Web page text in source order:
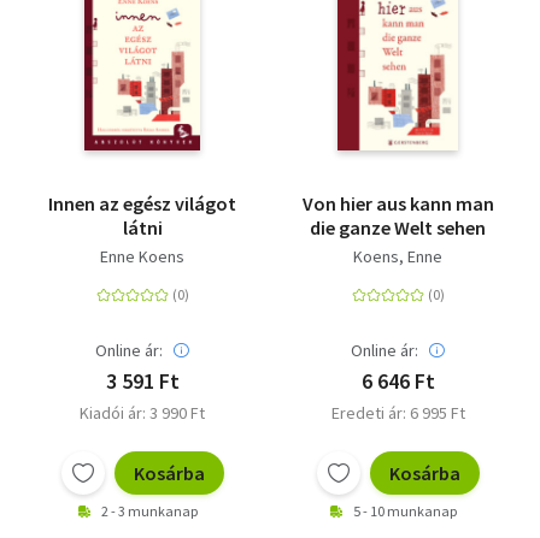
Természettudomány
Történelem
Innen az egész világot
látni
Enne Koens
Online ár:
3 591 Ft
Kiadói ár: 3 990 Ft
Kosárba
2 - 3 munkanap
Von hier aus kann man
die ganze Welt sehen
Koens, Enne
Online ár:
6 646 Ft
Eredeti ár: 6 995 Ft
Kosárba
5 - 10 munkanap